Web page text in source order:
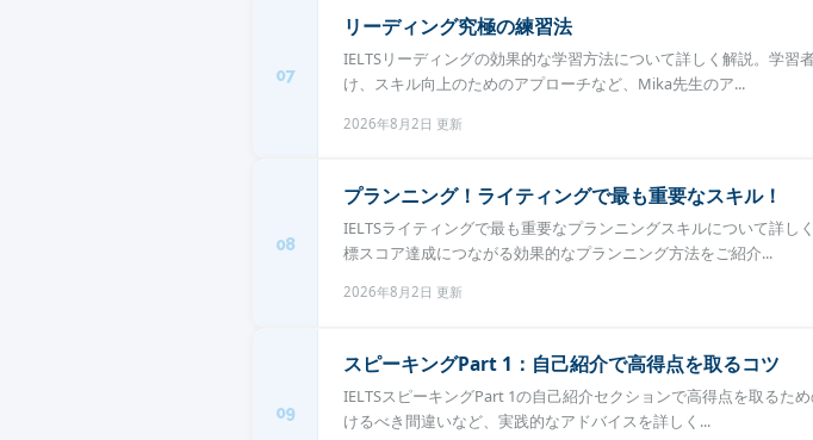
07
リーディング究極の練習法
IELTSリーディングの効果的な学習方法について詳しく解説。学習
け、スキル向上のためのアプローチなど、Mika先生のア...
2026年8月2日 更新
08
プランニング！ライティングで最も重要なスキル！
IELTSライティングで最も重要なプランニングスキルについて詳し
標スコア達成につながる効果的なプランニング方法をご紹介...
2026年8月2日 更新
09
スピーキングPart 1：自己紹介で高得点を取るコツ
IELTSスピーキングPart 1の自己紹介セクションで高得点を取るた
けるべき間違いなど、実践的なアドバイスを詳しく...